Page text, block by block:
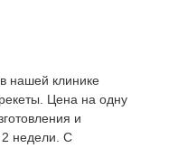
нашей клинике
Цена на одну
и
2 недели. С